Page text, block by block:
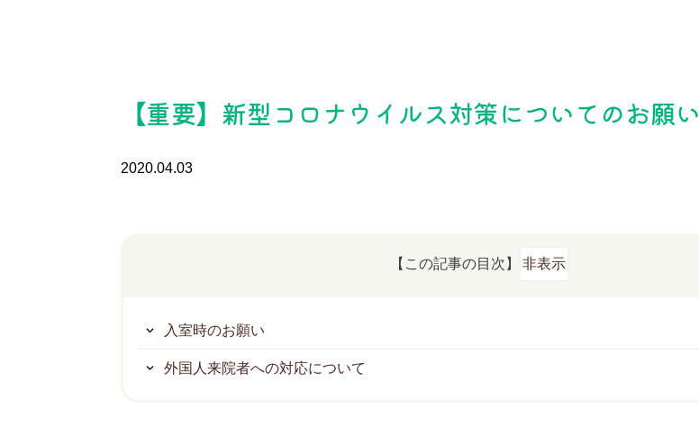
【重要】新型コロナウイルス対策についてのお願い
2020.04.03
【この記事の目次】 非表示
入室時のお願い
外国人来院者への対応について